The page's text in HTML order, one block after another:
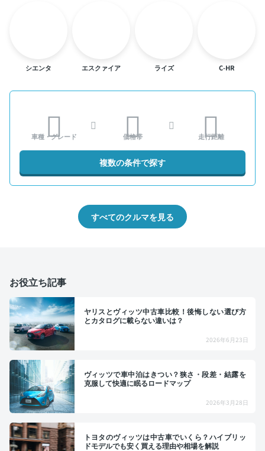
シエンタ エスクァイア ライズ C-HR
車種・グレード 価格帯 走行距離
複数の条件で探す
すべてのクルマを見る
お役立ち記事
ヤリスとヴィッツ中古車比較！後悔しない選び方
とカタログに載らない違いは？
2026年6月23日
ヴィッツで車中泊はきつい？狭さ・段差・結露を
克服して快適に眠るロードマップ
2026年3月28日
トヨタのヴィッツは中古車でいくら？ハイブリッ
ドモデルでも安く買える理由や相場を解説